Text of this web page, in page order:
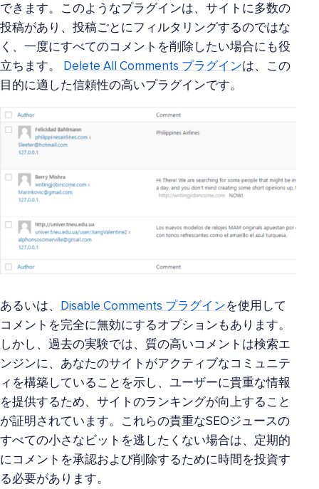
できます。このようなプラグインは、サイトに多数の
投稿があり、投稿ごとにフィルタリングするのではな
く、一度にすべてのコメントを削除したい場合にも役
立ちます。
Delete All Comments プラグインは、この
目的に適した信頼性の高いプラグインです。
あるいは、 Disable Comments プラグインを使用して
コメントを完全に無効にするオプションもあります。
しかし、過去の実験では、質の高いコメントは検索エ
ンジンに、あなたのサイトがアクティブなコミュニテ
ィを構築していることを示し、ユーザーに貴重な情報
を提供するため、サイトのランキングが向上すること
が証明されています。これらの貴重なSEOジュースの
すべての小さなビットを逃したくない場合は、定期的
にコメントを承認および削除するために時間を投資す
る必要があります。